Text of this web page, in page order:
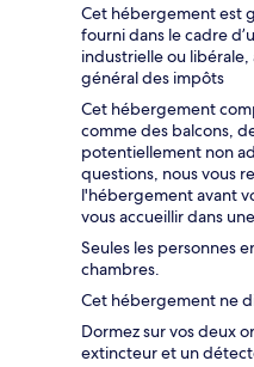
Cet hébergement est
fourni dans le cadre
industrielle ou libérale,
général des impôts
Cet hébergement
comme des balcons,
potentiellement non
questions, nous vous
l'hébergement avant
vous accueillir dans
Seules les personnes
chambres.
Cet hébergement ne
Dormez sur vos deux
extincteur et un